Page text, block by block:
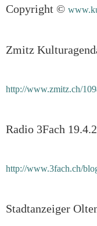
Copyright ©
Zmitz
http://www.zmitz.ch/
Radio 3Fach
http://www.3fach.ch/
Stadtanzeiger